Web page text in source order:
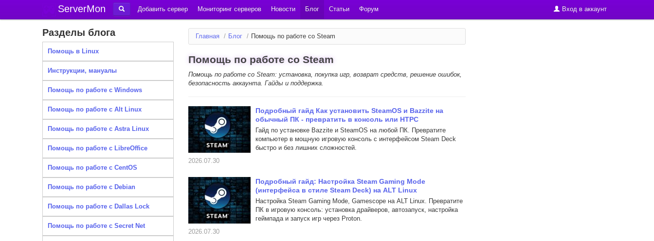
ServerMon Добавить сервер Мониторинг серверов Новости Блог Статьи Форум Вход в аккаунт
Разделы блога
Помощь в Linux
Инструкции, мануалы
Помощь по работе с Windows
Помощь по работе с Alt Linux
Помощь по работе с Astra Linux
Помощь по работе с LibreOffice
Помощь по работе с CentOS
Помощь по работе с Debian
Помощь по работе с Dallas Lock
Помощь по работе с Secret Net
Главная / Блог / Помощь по работе со Steam
Помощь по работе со Steam
Помощь по работе со Steam: установка, покупка игр, возврат средств, решение ошибок,
безопасность аккаунта. Гайды и поддержка.
Подробный гайд Как установить SteamOS и Bazzite на
обычный ПК - превратить в консоль или HTPC
Гайд по установке Bazzite и SteamOS на любой ПК. Превратите
компьютер в мощную игровую консоль с интерфейсом Steam Deck
быстро и без лишних сложностей.
2026.07.30
Подробный гайд: Настройка Steam Gaming Mode
(интерфейса в стиле Steam Deck) на ALT Linux
Настройка Steam Gaming Mode, Gamescope на ALT Linux. Превратите
ПК в игровую консоль: установка драйверов, автозапуск, настройка
геймпада и запуск игр через Proton.
2026.07.30